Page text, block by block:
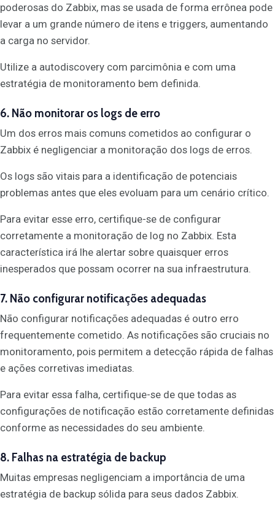
poderosas do Zabbix, mas se usada de forma errônea pode
levar a um grande número de itens e triggers, aumentando
a carga no servidor.
Utilize a autodiscovery com parcimônia e com uma
estratégia de monitoramento bem definida.
6. Não monitorar os logs de erro
Um dos erros mais comuns cometidos ao configurar o
Zabbix é negligenciar a monitoração dos logs de erros.
Os logs são vitais para a identificação de potenciais
problemas antes que eles evoluam para um cenário crítico.
Para evitar esse erro, certifique-se de configurar
corretamente a monitoração de log no Zabbix. Esta
característica irá lhe alertar sobre quaisquer erros
inesperados que possam ocorrer na sua infraestrutura.
7. Não configurar notificações adequadas
Não configurar notificações adequadas é outro erro
frequentemente cometido. As notificações são cruciais no
monitoramento, pois permitem a detecção rápida de falhas
e ações corretivas imediatas.
Para evitar essa falha, certifique-se de que todas as
configurações de notificação estão corretamente definidas
conforme as necessidades do seu ambiente.
8. Falhas na estratégia de backup
Muitas empresas negligenciam a importância de uma
estratégia de backup sólida para seus dados Zabbix.